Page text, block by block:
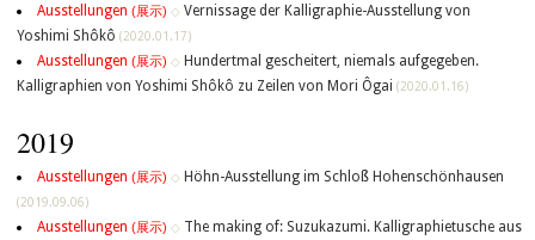
Ausstellungen (展示) ◇ Vernissage der Kalligraphie-Ausstellung von
Yoshimi Shôkô (2020.01.17)
Ausstellungen (展示) ◇ Hundertmal gescheitert, niemals aufgegeben.
Kalligraphien von Yoshimi Shôkô zu Zeilen von Mori Ôgai (2020.01.16)
2019
Ausstellungen (展示) ◇ Höhn-Ausstellung im Schloß Hohenschönhausen
(2019.09.06)
Ausstellungen (展示) ◇ The making of: Suzukazumi. Kalligraphietusche aus